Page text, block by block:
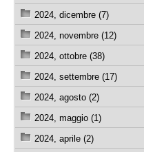
2024, dicembre (7)
2024, novembre (12)
2024, ottobre (38)
2024, settembre (17)
2024, agosto (2)
2024, maggio (1)
2024, aprile (2)